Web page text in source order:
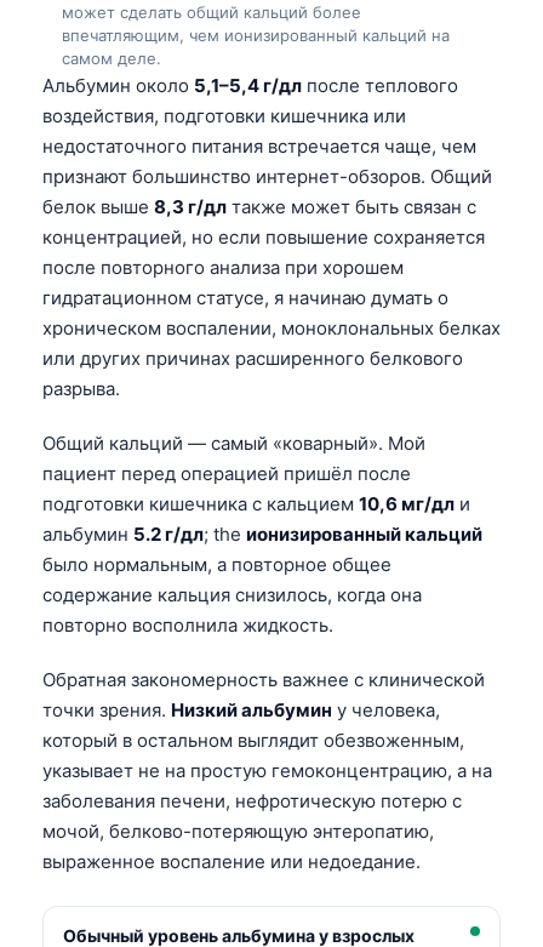
может сделать общий кальций более
впечатляющим, чем ионизированный кальций на
самом деле.
Альбумин около 5,1–5,4 г/дл после теплового
воздействия, подготовки кишечника или
недостаточного питания встречается чаще, чем
признают большинство интернет-обзоров. Общий
белок выше 8,3 г/дл также может быть связан с
концентрацией, но если повышение сохраняется
после повторного анализа при хорошем
гидратационном статусе, я начинаю думать о
хроническом воспалении, моноклональных белках
или других причинах расширенного белкового
разрыва.
Общий кальций — самый «коварный». Мой
пациент перед операцией пришёл после
подготовки кишечника с кальцием 10,6 мг/дл и
альбумин 5.2 г/дл; the ионизированный кальций
было нормальным, а повторное общее
содержание кальция снизилось, когда она
повторно восполнила жидкость.
Обратная закономерность важнее с клинической
точки зрения. Низкий альбумин у человека,
который в остальном выглядит обезвоженным,
указывает не на простую гемоконцентрацию, а на
заболевания печени, нефротическую потерю с
мочой, белково-потеряющую энтеропатию,
выраженное воспаление или недоедание.
Обычный уровень альбумина у взрослых
Български
Nederlands
हिन्दी
Bahasa Indonesia
Հայերեն
Bosanski
Azərbaycan dili
Eesti
日本語
ქართული
Lietuvių kalba
Polski
Slovenščina
Magyar
বাংলা
اردو
मराठी